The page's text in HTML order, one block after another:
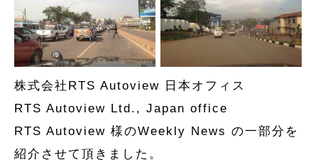
株式会社RTS Autoview 日本オフィス
RTS Autoview Ltd., Japan office
RTS Autoview 様のWeekly News の一部分を
紹介させて頂きました。